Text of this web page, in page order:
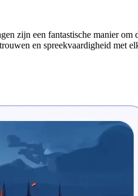
zijn een fantastische manier
en spreekvaardigheid met